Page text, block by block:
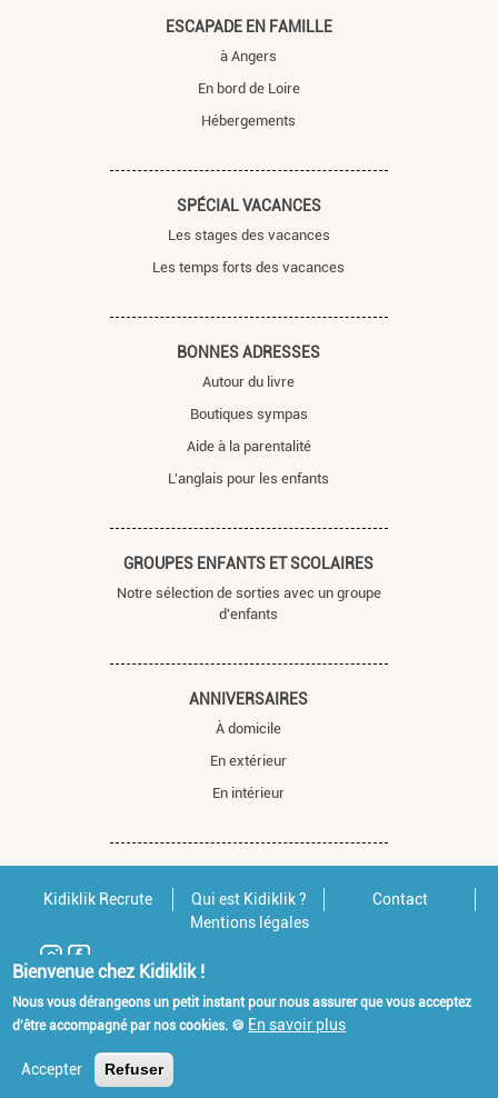
ESCAPADE EN FAMILLE
à Angers
En bord de Loire
Hébergements
SPÉCIAL VACANCES
Les stages des vacances
Les temps forts des vacances
BONNES ADRESSES
Autour du livre
Boutiques sympas
Aide à la parentalité
L'anglais pour les enfants
GROUPES ENFANTS ET SCOLAIRES
Notre sélection de sorties avec un groupe
d'enfants
ANNIVERSAIRES
À domicile
En extérieur
En intérieur
Kidiklik Recrute Qui est Kidiklik ?
Contact
Mentions légales
Bienvenue chez Kidiklik !
Nous vous dérangeons un petit instant pour nous assurer que vous acceptez
d'être accompagné par nos cookies. 🍪 En savoir plus
Accepter Refuser